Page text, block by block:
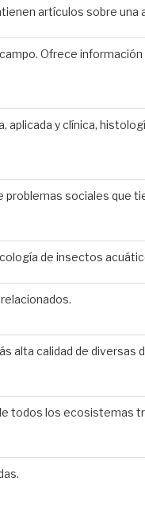
artículos sobre una
Ofrece
y clínica,
problemas sociales que
de insectos
alta calidad de diversas
todos los ecosistemas